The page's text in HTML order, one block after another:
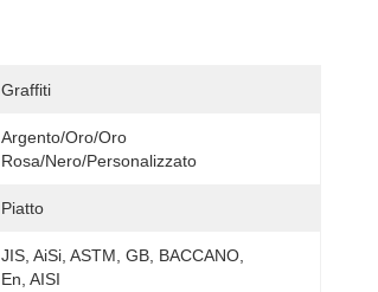
Graffiti
Argento/Oro/Oro
Rosa/Nero/Personalizzato
Piatto
JIS, AiSi, ASTM, GB, BACCANO,
En, AISI